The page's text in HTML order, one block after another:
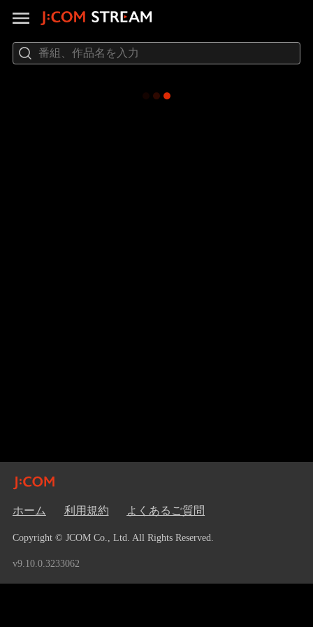
ホーム 利用規約 よくあるご質問
Copyright © JCOM Co., Ltd. All Rights Reserved.
v9.10.0.3233062